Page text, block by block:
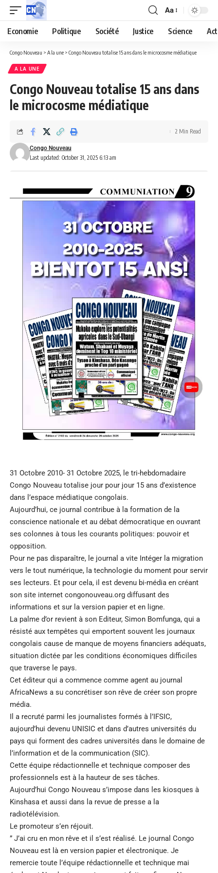
Aa
Economie Politique Société Justice Science
Congo Nouveau > A la une > Congo Nouveau totalise 15 ans dans le microcosme médiatique
A LA UNE
Congo Nouveau totalise 15 ans dans
le microcosme médiatique
Last updated: October 31, 2025 6:13 am
Congo Nouveau
2 Min Read
31 Octobre 2010- 31 Octobre 2025, le tri-hebdomadaire
Congo Nouveau totalise jour pour jour 15 ans d’existence
dans l’espace médiatique congolais.
Aujourd’hui, ce journal contribue à la formation de la
conscience nationale et au débat démocratique en ouvrant
ses colonnes à tous les courants politiques: pouvoir et
opposition.
Pour ne pas disparaître, le journal a vite Intéger la migration
vers le tout numérique, la technologie du moment pour servir
ses lecteurs. Et pour cela, il est devenu bi-média en créant
son site internet congonouveau.org diffusant des
informations et sur la version papier et en ligne.
La palme d’or revient à son Editeur, Simon Bomfunga, qui a
résisté aux tempêtes qui emportent souvent les journaux
congolais cause de manque de moyens financiers adéquats,
situation dictée par les conditions économiques difficiles
que traverse le pays.
Cet éditeur qui a commence comme agent au journal
AfricaNews a su concrétiser son rêve de créer son propre
média.
Il a recruté parmi les journalistes formés à l’IFSIC,
aujourd’hui devenu UNISIC et dans d’autres universités du
pays qui forment des cadres universités dans le domaine de
l’information et de la communication (SIC).
Cette équipe rédactionnelle et technique composer des
professionnels est à la hauteur de ses tâches.
Aujourd’hui Congo Nouveau s’impose dans les kiosques à
Kinshasa et aussi dans la revue de presse a la
radiotélévision.
Le promoteur s’en réjouit.
” J’ai cru en mon rêve et il s’est réalisé. Le journal Congo
Nouveau est là en version papier et électronique. Je
remercie toute l’équipe rédactionnelle et technique mai